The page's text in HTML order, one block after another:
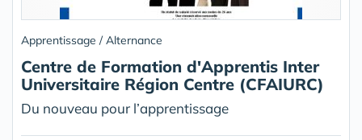
Apprentissage / Alternance
Centre de Formation d'Apprentis Inter
Universitaire Région Centre (CFAIURC)
Du nouveau pour l’apprentissage